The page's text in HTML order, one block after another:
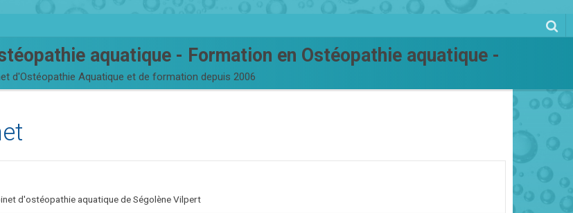
aquatique - Formation en Ostéopathie aquatique -
d'Ostéopathie Aquatique et de formation depuis 2006
d'ostéopathie aquatique de Ségolène Vilpert